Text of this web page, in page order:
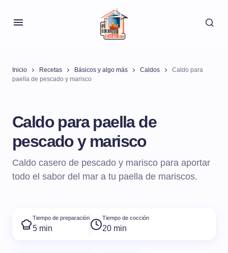
Inicio Recetas Básicos y algo más Caldos
Caldo para
paella de pescado y marisco
Caldo para paella de
pescado y marisco
Caldo casero de pescado y marisco para aportar
todo el sabor del mar a tu paella de mariscos.
Tiempo de preparación
5 min
Tiempo de cocción
20 min